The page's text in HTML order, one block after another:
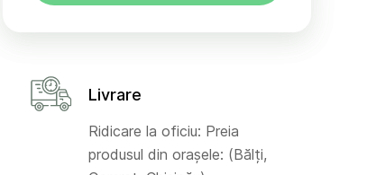
Livrare
Ridicare la oficiu: Preia
produsul din orașele: (Bălți,